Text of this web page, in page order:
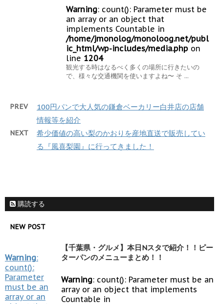
Warning: count(): Parameter must be
an array or an object that
implements Countable in
/home/jmonolog/monoloog.net/publ
ic_html/wp-includes/media.php on
line 1204
観光する時はなるべく多くの場所に行きたいの
で、様々な交通機関を使いますよね〜 そ ...
PREV
100円パンで大人気の鎌倉ベーカリー白井店の店舗
情報等を紹介
NEXT
希少価値の高い梨のかおりを産地直送で販売してい
る『風喜梨園』に行ってきました！
購読する
NEW POST
Warning:
count():
Parameter
must be an
array or an
【千葉県・グルメ】本日Nスタで紹介！！ピー
ターパンのメニューまとめ！！
Warning: count(): Parameter must be an
array or an object that implements
Countable in